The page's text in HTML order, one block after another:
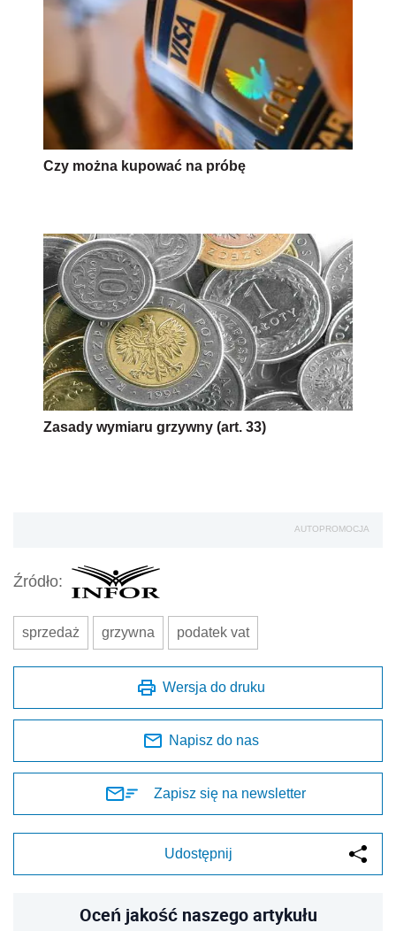
Czy można kupować na próbę
Zasady wymiaru grzywny (art. 33)
AUTOPROMOCJA
Źródło:
sprzedaż grzywna podatek vat
Wersja do druku
Napisz do nas
Zapisz się na newsletter
Udostępnij
Oceń jakość naszego artykułu